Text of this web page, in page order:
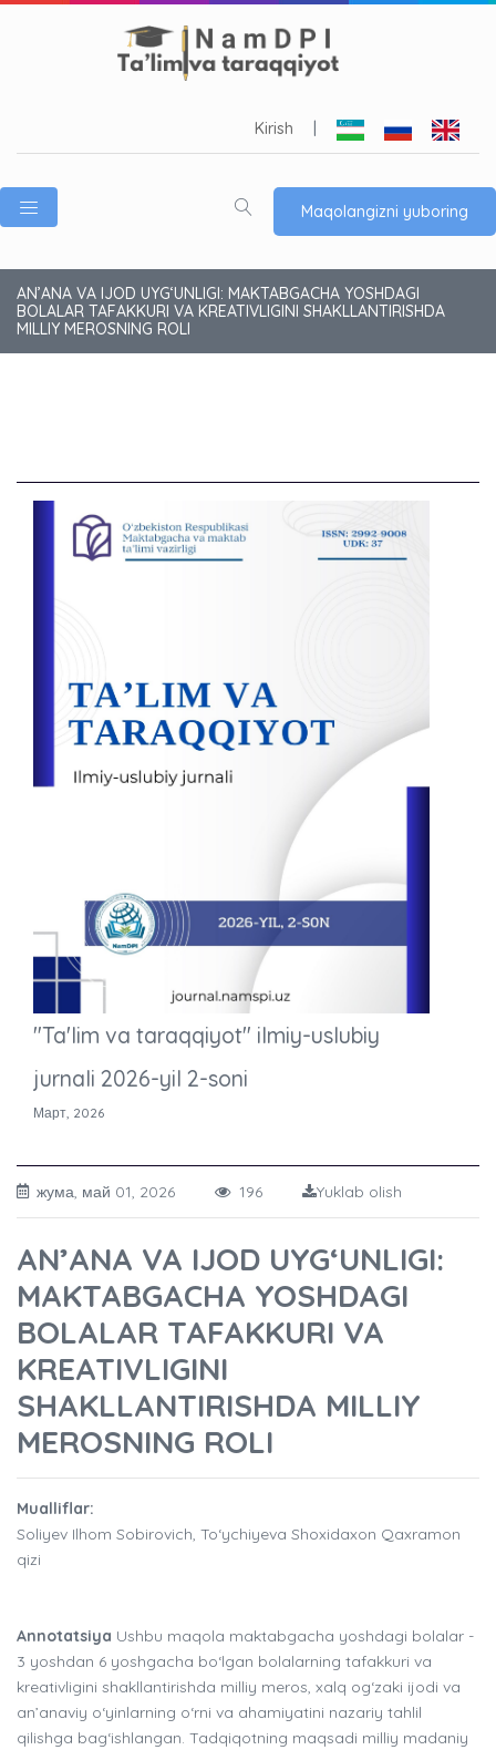
Kirish
Maqolangizni yuboring
AN’ANA VA IJOD UYG‘UNLIGI: MAKTABGACHA YOSHDAGI
BOLALAR TAFAKKURI VA KREATIVLIGINI SHAKLLANTIRISHDA
MILLIY MEROSNING ROLI
"Ta'lim va taraqqiyot" ilmiy-uslubiy
jurnali 2026-yil 2-soni
Март, 2026
жума, май 01, 2026 196 Yuklab olish
AN’ANA VA IJOD UYG‘UNLIGI:
MAKTABGACHA YOSHDAGI
BOLALAR TAFAKKURI VA
KREATIVLIGINI
SHAKLLANTIRISHDA MILLIY
MEROSNING ROLI
Mualliflar:
Soliyev Ilhom Sobirovich, To‘ychiyeva Shoxidaxon Qaxramon
qizi
Annotatsiya Ushbu maqola maktabgacha yoshdagi bolalar -
3 yoshdan 6 yoshgacha bo‘lgan bolalarning tafakkuri va
kreativligini shakllantirishda milliy meros, xalq og‘zaki ijodi va
an’anaviy o‘yinlarning o‘rni va ahamiyatini nazariy tahlil
qilishga bag‘ishlangan. Tadqiqotning maqsadi milliy madaniy